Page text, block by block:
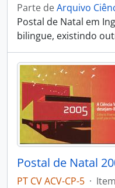
Parte deArquivo
Postal de Natal em
bilingue, existindo
Postal de Natal
PT CV ACV-CP-5 · Item